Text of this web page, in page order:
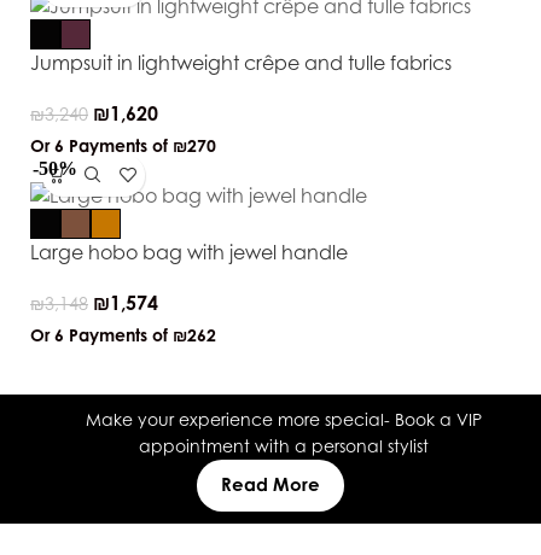
Jumpsuit in lightweight crêpe and tulle fabrics
₪3,240 ₪1,620
Or 6 Payments of ₪270
-50%
Large hobo bag with jewel handle
₪3,148 ₪1,574
Or 6 Payments of ₪262
Make your experience more special- Book a VIP
appointment with a personal stylist
Read More